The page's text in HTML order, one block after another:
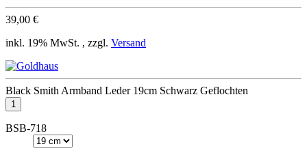
39,00 €
inkl. 19% MwSt. , zzgl. Versand
Black Smith Armband Leder 19cm Schwarz Geflochten
BSB-718